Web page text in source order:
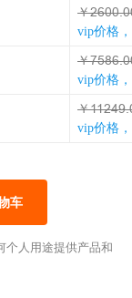
￥
vip价格
￥
vip价格
￥
vip价格
车
个人用途提供产品和